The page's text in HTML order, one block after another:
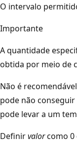
O intervalo
Importante
A quantidade
obtida por meio de
Não é
pode não
pode levar a um
Definirvalorcomo 0